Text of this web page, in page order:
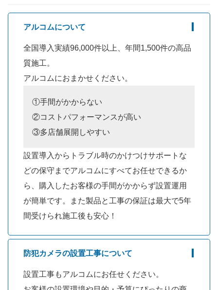
アルコムについて
全国導入実績96,000件以上、年間1,500件の高品
質施工。
アルコムにおまかせください。
①手間がかからない
②コストパフォーマンスが高い
③多店舗展開しやすい
設置導入からトラブル時のかけつけサポートな
どの保守までアルコムにすべてお任せできるか
ら、購入したお客様の手間がかからず設置運用
が簡単です。また製品と工事の保証は最大で5年
間受けられ施工後も安心！
防犯カメラの設置工事について
設置工事もアルコムにお任せください。